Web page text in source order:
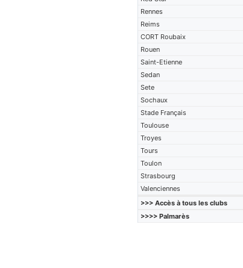
Rennes
Reims
CORT Roubaix
Rouen
Saint-Etienne
Sedan
Sete
Sochaux
Stade Français
Toulouse
Troyes
Tours
Toulon
Strasbourg
Valenciennes
>>> Accès à tous les clubs
>>>> Palmarès